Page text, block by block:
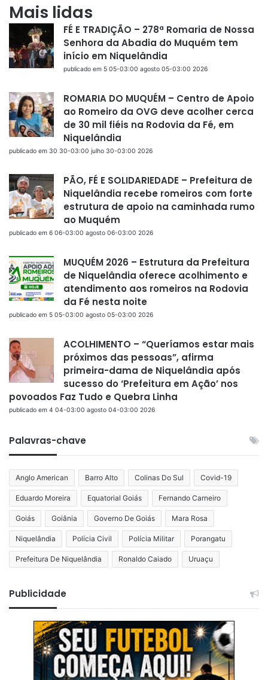
Mais lidas
FÉ E TRADIÇÃO – 278ª Romaria de Nossa
Senhora da Abadia do Muquém tem
início em Niquelândia
publicado em 5 05-03:00 agosto 05-03:00 2026
ROMARIA DO MUQUÉM – Centro de Apoio
ao Romeiro da OVG deve acolher cerca
de 30 mil fiéis na Rodovia da Fé, em
Niquelândia
publicado em 30 30-03:00 julho 30-03:00 2026
PÃO, FÉ E SOLIDARIEDADE – Prefeitura de
Niquelândia recebe romeiros com forte
estrutura de apoio na caminhada rumo
ao Muquém
publicado em 6 06-03:00 agosto 06-03:00 2026
MUQUÉM 2026 – Estrutura da Prefeitura
de Niquelândia oferece acolhimento e
atendimento aos romeiros na Rodovia
da Fé nesta noite
publicado em 5 05-03:00 agosto 05-03:00 2026
ACOLHIMENTO – “Queríamos estar mais
próximos das pessoas”, afirma
primeira-dama de Niquelândia após
sucesso do ‘Prefeitura em Ação’ nos
povoados Faz Tudo e Quebra Linha
publicado em 4 04-03:00 agosto 04-03:00 2026
Palavras-chave
Anglo American Barro Alto Colinas Do Sul Covid-19
Eduardo Moreira Equatorial Goiás Fernando Carneiro
Goiás Goiânia Governo De Goiás Mara Rosa
Niquelândia Polícia Civil Polícia Militar Porangatu
Prefeitura De Niquelândia Ronaldo Caiado Uruaçu
Publicidade